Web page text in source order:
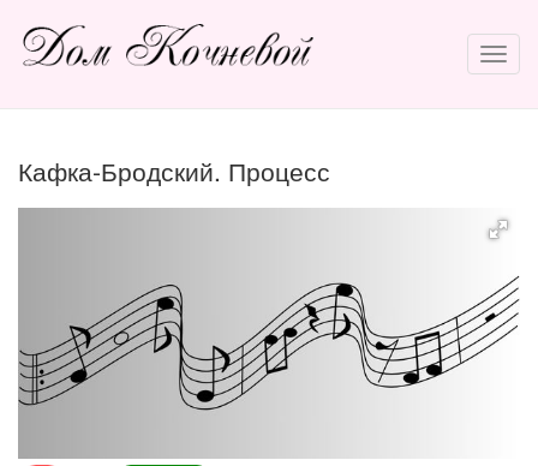
Кафка-Бродский. Процесс